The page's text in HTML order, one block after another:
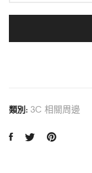
類別: 3C 相關周邊